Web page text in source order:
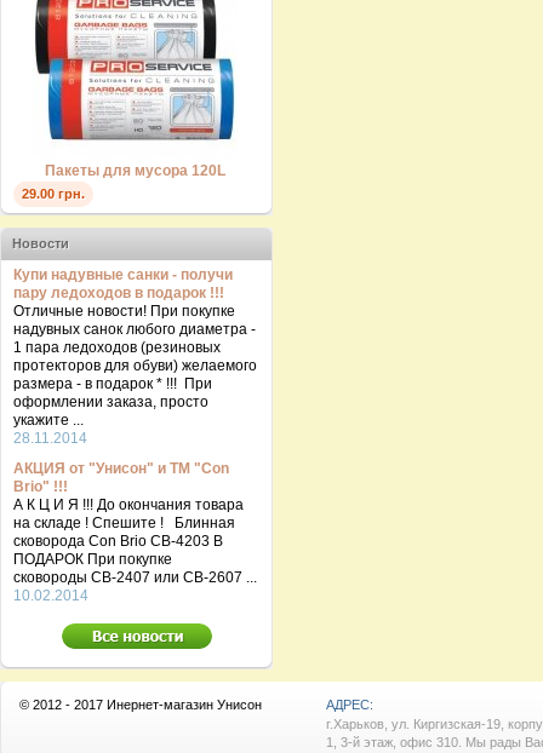
Пакеты для мусора 120L
29.00 грн.
Новости
Купи надувные санки - получи
пару ледоходов в подарок !!!
Отличные новости! При покупке
надувных санок любого диаметра -
1 пара ледоходов (резиновых
протекторов для обуви) желаемого
размера - в подарок * !!! При
оформлении заказа, просто
укажите ...
28.11.2014
АКЦИЯ от "Унисон" и ТМ "Con
Brio" !!!
А К Ц И Я !!! До окончания товара
на складе ! Спешите ! Блинная
сковорода Con Brio CB-4203 В
ПОДАРОК При покупке
сковороды СВ-2407 или СВ-2607 ...
10.02.2014
© 2012 - 2017 Инернет-магазин Унисон
АДРЕС:
г.Харьков, ул. Киргизская-19,
1, 3-й этаж, офис 310. Мы рады